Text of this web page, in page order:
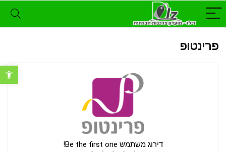
פתח
פרינטופ
דירוג משתמש Be the first one!